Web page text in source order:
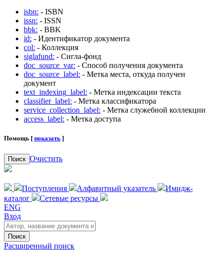
isbn: - ISBN
issn: - ISSN
bbk: - BBK
id: - Идентификатор документа
col: - Коллекция
siglafund: - Сигла-фонд
doc_source_var: - Способ получения документа
doc_source_label: - Метка места, откуда получен
документ
text_indexing_label: - Метка индексации текста
classifier_label: - Метка классификатора
service_collection_label: - Метка служебной коллекции
access_label: - Метка доступа
Помощь [ показать ]
Поиск Очистить
Поступления Алфавитный указатель
Имидж-
каталог
Сетевые ресурсы
ENG
Вход
Поиск
Расширенный поиск